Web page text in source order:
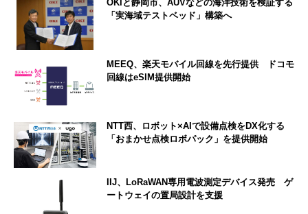
OKIと静岡市、AUVなどの海洋技術を検証する
「実海域テストベッド」構築へ
MEEQ、楽天モバイル回線を先行提供 ドコモ
回線はeSIM提供開始
NTT西、ロボット×AIで設備点検をDX化する
「おまかせ点検ロボパック」を提供開始
IIJ、LoRaWAN専用電波測定デバイス発売 ゲ
ートウェイの置局設計を支援